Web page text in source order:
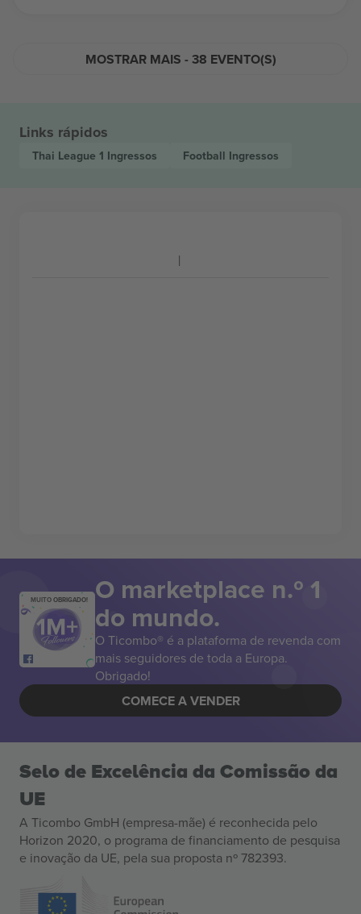
MOSTRAR MAIS - 38 EVENTO(S)
Links rápidos
Thai League 1 Ingressos Football Ingressos
MUITO OBRIGADO! O marketplace n.º 1
do mundo.
O Ticombo® é a plataforma de revenda com
mais seguidores de toda a Europa.
Obrigado!
COMECE A VENDER
Selo de Excelência da Comissão da
UE
A Ticombo GmbH (empresa-mãe) é reconhecida pelo
Horizon 2020, o programa de financiamento de pesquisa
e inovação da UE, pela sua proposta nº 782393.